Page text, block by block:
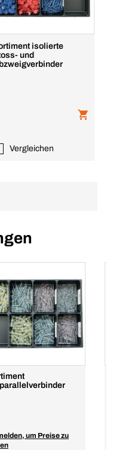
isolierte
und
Vergleichen
um Preise zu